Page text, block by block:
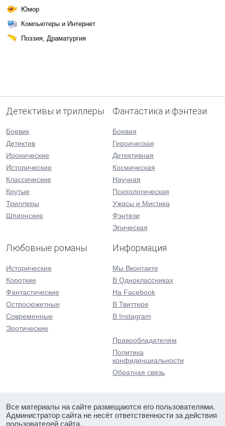
Юмор
Компьютеры и Интернет
Поэзия, Драматургия
Детективы и триллеры
Боевик
Детектив
Иронические
Исторические
Классические
Крутые
Триллеры
Шпионские
Фантастика и фэнтези
Боевая
Героическая
Детективная
Космическая
Научная
Психологическая
Ужасы и Мистика
Фэнтези
Эпическая
Любовные романы
Исторические
Короткие
Фантастические
Остросюжетные
Современные
Эротические
Информация
Мы Вконтакте
В Одноклассниках
На Facebook
В Твиттере
В Instagram
Правообладателям
Политика
конфиденциальности
Обратная связь
Все материалы на сайте размещаются его пользователями.
Администратор сайта не несёт ответственности за действия
пользователей сайта.